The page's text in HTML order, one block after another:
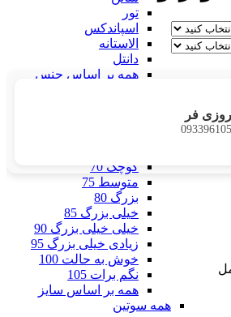
تور
اسپاندکس
الاستانه
دانتل
همه بر اساس جنس
کوچک 70
متوسط 75
بزرگ 80
خیلی بزرگ 85
خیلی خیلی بزرگ 90
زیادی خیلی بزرگ 95
خوش به حالت 100
نگم برات 105
همه بر اساس سایز
همه سوتین
فر